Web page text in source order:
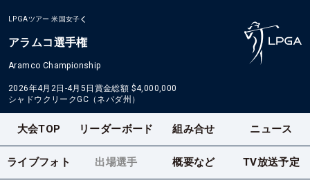
LPGAツアー 米国女子
アラムコ選手権
Aramco Championship
2026年4月2日-4月5日 賞金総額 $4,000,000
シャドウクリークGC（ネバダ州）
大会TOP リーダーボード 組み合せ ニュース
ライブフォト 出場選手 概要など TV放送予定